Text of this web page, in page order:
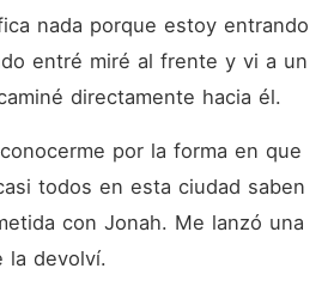
nada porque estoy entrando
entré miré al frente y vi a un
directamente hacia él.
por la forma en que
todos en esta ciudad saben
con Jonah. Me lanzó una
la devolví.